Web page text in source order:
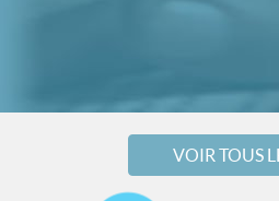
VOIR TOUS